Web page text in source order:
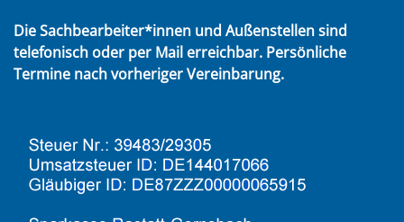
Die Sachbearbeiter*innen und Außenstellen sind
telefonisch oder per Mail erreichbar. Persönliche
Termine nach vorheriger Vereinbarung.